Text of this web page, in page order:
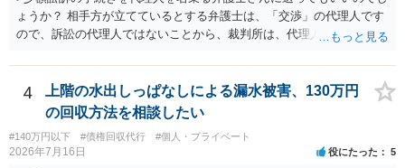
ょうか？ 相手方が立てているとする弁護士は、「交渉」の代理人です
ので、訴訟の代理人ではないことから、裁判所は、代理人宛ての訴状
ている場合は、相手方（被告）の住所で訴状を作成提出し、裁判所に
代理人が就いていたことを知らせると（訴状の記載内容から明らかな
場合も）、裁判所が当該代理人弁護士に事前連絡し、引き続き訴訟も
受任するかを聞いたうえで、受任の意志が明らかになったところで、
直接被告に送達するのではなく、代理人に訴状の受領を促すこともあ
ります。 ラインのやり取りでしか証拠がないと、実際の本人性が明ら
4
上階の水出しっぱなしによる漏水被害、130万円
の回収方法を相談したい
#140万円以下 #債権回収代行 #個人・プライベート
2026年7月16日 役にたった 5